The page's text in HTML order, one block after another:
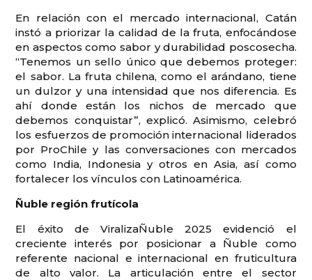
En relación con el mercado internacional, Catán
instó a priorizar la calidad de la fruta, enfocándose
en aspectos como sabor y durabilidad poscosecha.
“Tenemos un sello único que debemos proteger:
el sabor. La fruta chilena, como el arándano, tiene
un dulzor y una intensidad que nos diferencia. Es
ahí donde están los nichos de mercado que
debemos conquistar”, explicó. Asimismo, celebró
los esfuerzos de promoción internacional liderados
por ProChile y las conversaciones con mercados
como India, Indonesia y otros en Asia, así como
fortalecer los vínculos con Latinoamérica.
Ñuble región frutícola
El éxito de ViralizaÑuble 2025 evidenció el
creciente interés por posicionar a Ñuble como
referente nacional e internacional en fruticultura
de alto valor. La articulación entre el sector